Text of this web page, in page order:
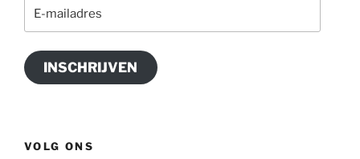
INSCHRIJVEN
VOLG ONS